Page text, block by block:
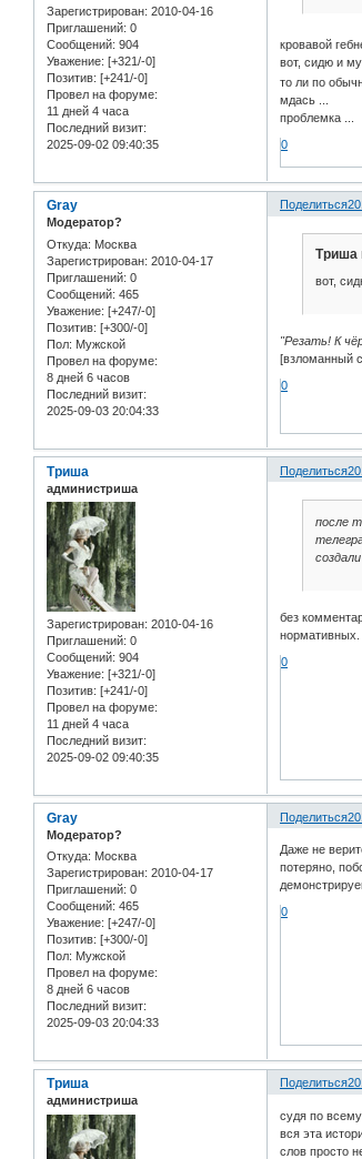
Зарегистрирован: 2010-04-16
Приглашений: 0
Сообщений: 904
Уважение: [+321/-0]
Позитив: [+241/-0]
Провел на форуме:
11 дней 4 часа
Последний визит:
2025-09-02 09:40:35
кровавой
вот, сидю и
то ли по
мдась ...
проблемка ...
0
Поделиться
Gray
Модератор?
Откуда: Москва
Зарегистрирован: 2010-04-17
Приглашений: 0
Сообщений: 465
Уважение: [+247/-0]
Позитив: [+300/-0]
Пол: Мужской
Провел на форуме:
8 дней 6 часов
Последний визит:
2025-09-03 20:04:33
Триша
вот,
"Резать! К
[взломанный
0
Поделиться
Триша
администриша
Зарегистрирован: 2010-04-16
Приглашений: 0
Сообщений: 904
Уважение: [+321/-0]
Позитив: [+241/-0]
Провел на форуме:
11 дней 4 часа
Последний визит:
2025-09-02 09:40:35
после
без
нормативных.
0
Поделиться
Gray
Модератор?
Откуда: Москва
Зарегистрирован: 2010-04-17
Приглашений: 0
Сообщений: 465
Уважение: [+247/-0]
Позитив: [+300/-0]
Пол: Мужской
Провел на форуме:
8 дней 6 часов
Последний визит:
2025-09-03 20:04:33
Даже не
потеряно,
0
Поделиться
Триша
администриша
судя по
вся эта
слов просто